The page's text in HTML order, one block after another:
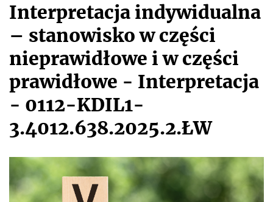
Interpretacja indywidualna
– stanowisko w części
nieprawidłowe i w części
prawidłowe - Interpretacja
- 0112-KDIL1-
3.4012.638.2025.2.ŁW